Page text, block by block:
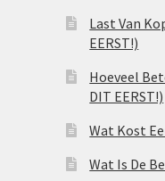
Last Van
EERST!)
Hoeveel
DIT EERST!)
Wat Kost
Wat Is De